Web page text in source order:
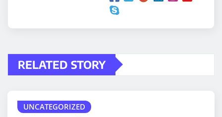
RELATED STORY
UNCATEGORIZED